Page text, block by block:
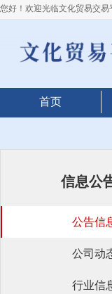
您好！欢迎光临文化贸易交易
首页
信息公
公告信
公司动
行业信